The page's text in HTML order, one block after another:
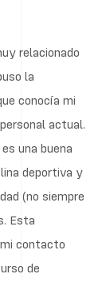
relacionado
la
conocía mi
actual.
una buena
deportiva y
(no siempre
Esta
contacto
de